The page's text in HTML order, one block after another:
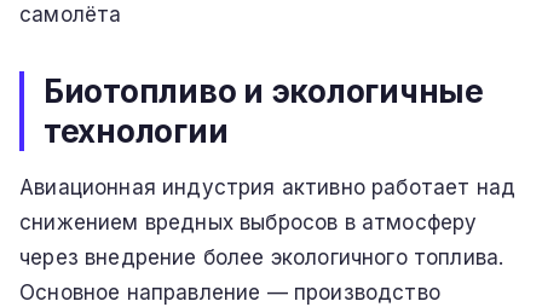
самолёта
Биотопливо и экологичные
технологии
Авиационная индустрия активно работает над
снижением вредных выбросов в атмосферу
через внедрение более экологичного топлива.
Основное направление — производство